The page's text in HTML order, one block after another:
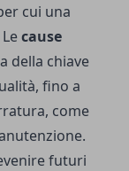
cui una
cause
della chiave
fino a
come
futuri